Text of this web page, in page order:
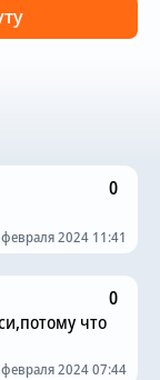
0
2024 11:41
0
что
2024 07:44